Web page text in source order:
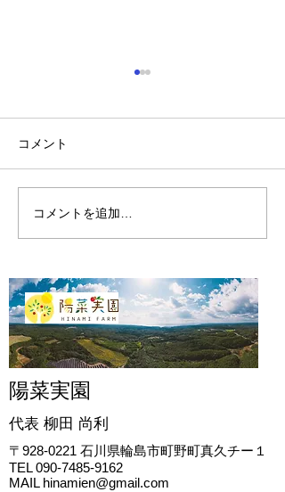
陽菜実園の2024年
コメント
コメントを追加…
陽菜実園
代表 柳田 尚利
〒928-0221 石川県輪島市町野町真久チー１
TEL090-7485-9162
MAIL hinamien@gmail.com